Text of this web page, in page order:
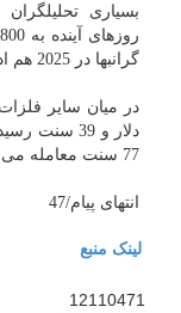
بسیاری
گرانبها در 2025 هم ادامه خواهد داشت.
77 سنت معامله می‌شود.
انتهای پیام/47
لینک منبع
12110471